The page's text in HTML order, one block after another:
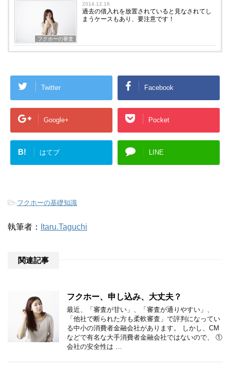
フクホーの審査
2014.12.16
過去の借入れを放置されていると見なされてし
まうケースもあり、要注意です！
Twitter Facebook
Google+ Pocket
B! はてブ LINE
-フクホーの基礎知識
執筆者： Itaru.Taguchi
関連記事
フクホー、申し込み、大丈夫？
最近、「審査が甘い」、「審査が通りやすい」、
「他社で断られた方も柔軟審査」で評判になってい
る中小の消費者金融会社があります。 しかし、CM
などで有名な大手消費者金融会社ではないので、 ①
会社の安全性は …